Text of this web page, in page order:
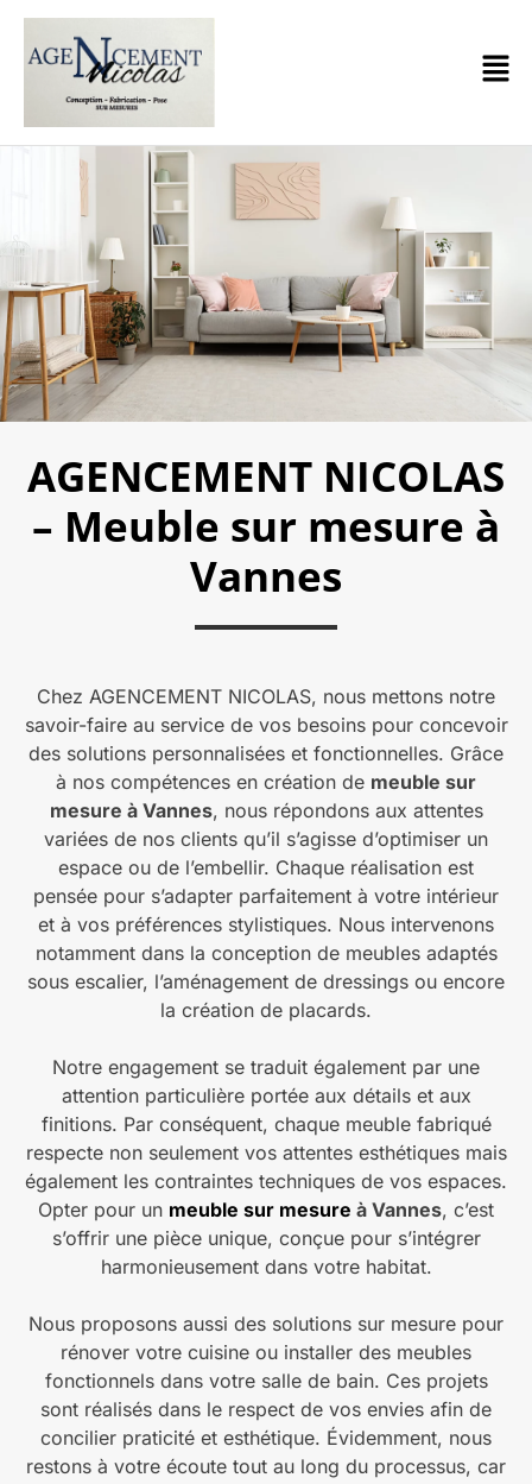
AGENCEMENT NICOLAS
– Meuble sur mesure à
Vannes
Chez AGENCEMENT NICOLAS, nous mettons notre
savoir-faire au service de vos besoins pour concevoir
des solutions personnalisées et fonctionnelles. Grâce
à nos compétences en création de meuble sur
mesure à Vannes, nous répondons aux attentes
variées de nos clients qu’il s’agisse d’optimiser un
espace ou de l’embellir. Chaque réalisation est
pensée pour s’adapter parfaitement à votre intérieur
et à vos préférences stylistiques. Nous intervenons
notamment dans la conception de meubles adaptés
sous escalier, l’aménagement de dressings ou encore
la création de placards.
Notre engagement se traduit également par une
attention particulière portée aux détails et aux
finitions. Par conséquent, chaque meuble fabriqué
respecte non seulement vos attentes esthétiques mais
également les contraintes techniques de vos espaces.
Opter pour un meuble sur mesure à Vannes, c’est
s’offrir une pièce unique, conçue pour s’intégrer
harmonieusement dans votre habitat.
Nous proposons aussi des solutions sur mesure pour
rénover votre cuisine ou installer des meubles
fonctionnels dans votre salle de bain. Ces projets
sont réalisés dans le respect de vos envies afin de
concilier praticité et esthétique. Évidemment, nous
restons à votre écoute tout au long du processus, car